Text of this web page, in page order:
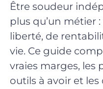
Être soudeur
plus qu’un métier
liberté, de
vie. Ce guide
vraies marges, les
outils à avoir et les